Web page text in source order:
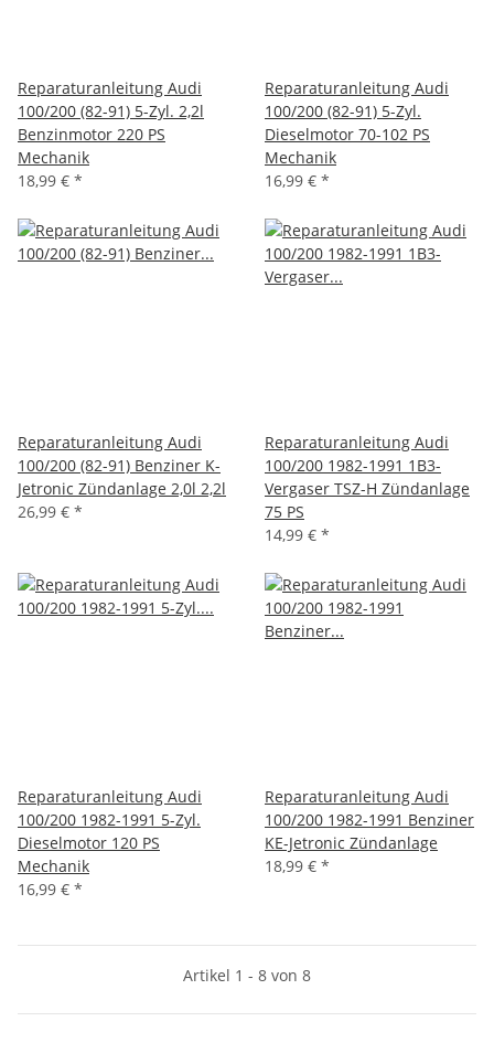
Reparaturanleitung Audi
100/200 (82-91) 5-Zyl. 2,2l
Benzinmotor 220 PS
Mechanik
18,99 € *
Reparaturanleitung Audi
100/200 (82-91) 5-Zyl.
Dieselmotor 70-102 PS
Mechanik
16,99 € *
Reparaturanleitung Audi
100/200 (82-91) Benziner K-
Jetronic Zündanlage 2,0l 2,2l
26,99 € *
Reparaturanleitung Audi
100/200 1982-1991 1B3-
Vergaser TSZ-H Zündanlage
75 PS
14,99 € *
Reparaturanleitung Audi
100/200 1982-1991 5-Zyl.
Dieselmotor 120 PS
Mechanik
16,99 € *
Reparaturanleitung Audi
100/200 1982-1991 Benziner
KE-Jetronic Zündanlage
18,99 € *
Artikel 1 - 8 von 8